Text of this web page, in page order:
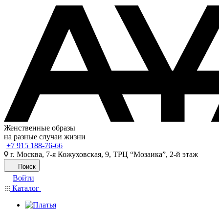
Женственные образы
на разные случаи жизни
+7 915 188-76-66
г. Москва, 7-я Кожуховская, 9, ТРЦ “Мозаика”, 2-й этаж
Поиск
Войти
Каталог